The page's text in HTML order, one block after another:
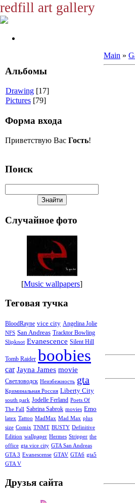
redfill art gallery
Альбомы
Drawing [17]
Pictures [79]
Форма входа
Приветствую Вас Гость!
Поиск
Случайное фото
[Music wallpapers]
Теговая тучка
BloodRayne vice city Angelina Jolie
NFS San Andreas Tracktor Bowling
Slipknot Evanescence Silent Hill
Tomb Raider boobies
car Jayna James movie
Светловодск Неизбежность gta
Криминальная Россия Liberty City
south park Jodelle Ferland Poets Of
The Fall Sabrina Sabrok movies Emo
latex Tattoo MadMax Mad Max plus
size Comix TNMT BUSTY Definitive
Edition wallpaper Hermes Stripper the
office gta vice city GTA San Andreas
GTA 3 Evanescense GTAV GTA6 gta5
GTA V
Друзья сайта
Main »